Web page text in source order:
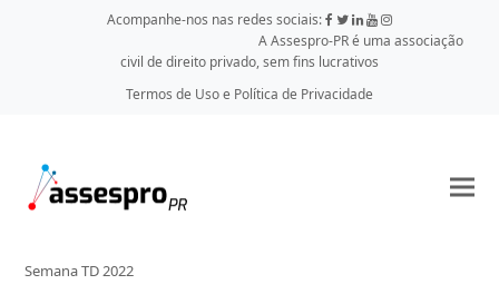
Acompanhe-nos nas redes sociais:
A Assespro-PR é uma associação
civil de direito privado, sem fins lucrativos
Termos de Uso e Política de Privacidade
Semana TD 2022